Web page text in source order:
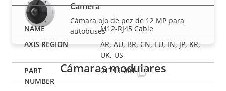
Camera
Cámara ojo de pez de 12 MP para
autobuses
Cámaras modulares
M12-RJ45 Cable
AR, AU, BR, CN, EU, IN, JP, KR,
UK, US
01793-001